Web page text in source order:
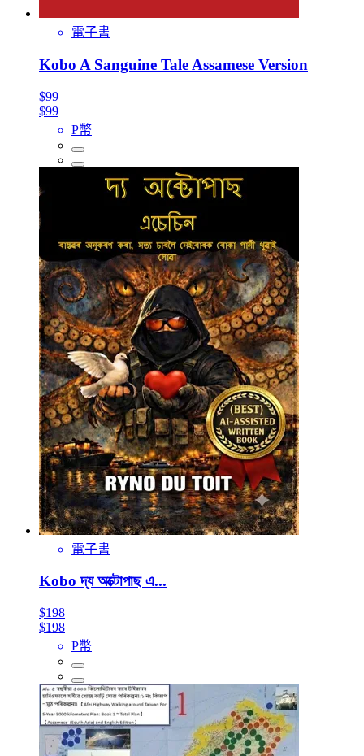
電子書
Kobo A Sanguine Tale Assamese Version
$99
$99
P幣
電子書
Kobo দ্য অক্টোপাছ এ...
$198
$198
P幣